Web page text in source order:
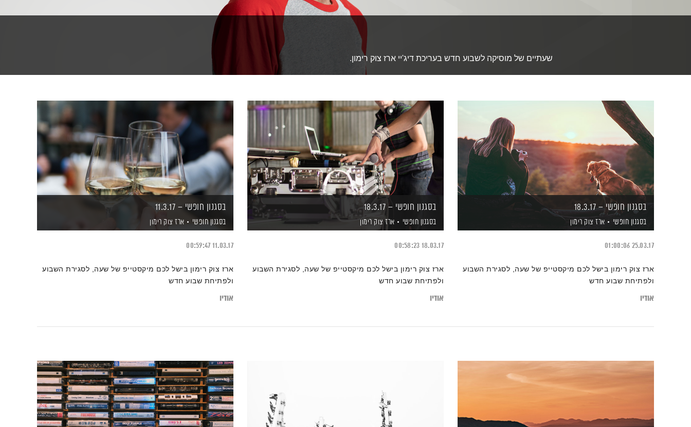
שעתיים של מוסיקה לשבוע חדש בעריכת דיג'יי ארז צוק רימון.
בסגנון חופשי – 18.3.17
בסגנון חופשי ארז צוק רימון
25.03.17
01:00:06
ארז צוק רימון בישל לכם מיקסטייפ של שעה, לסגירת השבוע
ולפתיחת שבוע חדש
אודיו
בסגנון חופשי – 18.3.17
בסגנון חופשי ארז צוק רימון
18.03.17
00:58:23
ארז צוק רימון בישל לכם מיקסטייפ של שעה, לסגירת השבוע
ולפתיחת שבוע חדש
אודיו
בסגנון חופשי – 11.3.17
בסגנון חופשי ארז צוק רימון
11.03.17
00:59:47
ארז צוק רימון בישל לכם מיקסטייפ של שעה, לסגירת השבוע
ולפתיחת שבוע חדש
אודיו